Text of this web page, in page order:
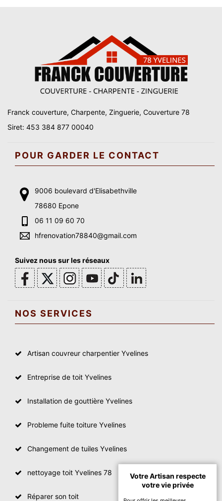
Franck couverture, Charpente, Zinguerie, Couverture 78
Siret: 453 384 877 00040
POUR GARDER LE CONTACT
9006 boulevard d'Elisabethville
78680 Epone
06 11 09 60 70
hfrenovation78840@gmail.com
Suivez nous sur les réseaux
NOS SERVICES
Artisan couvreur charpentier Yvelines
Entreprise de toit Yvelines
Installation de gouttière Yvelines
Probleme fuite toiture Yvelines
Changement de tuiles Yvelines
nettoyage toit Yvelines 78
Réparer son toit
Votre Artisan respecte
votre vie privée